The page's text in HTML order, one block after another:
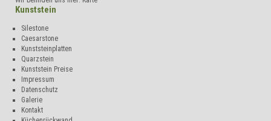
Kunststein
Silestone
Caesarstone
Kunststeinplatten
Quarzstein
Kunststein Preise
Impressum
Datenschutz
Galerie
Kontakt